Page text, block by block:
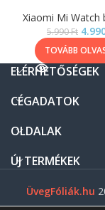
Xiaomi Mi Watch
5.990Ft
TOVÁBB
ELÉRHETŐSÉGEK
CÉGADATOK
OLDALAK
ÚJ TERMÉKEK
ÜvegFóliák.hu